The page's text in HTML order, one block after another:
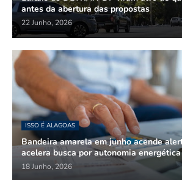
antes da abertura das propostas
22 Junho, 2026
ISSO É ALAGOAS
Bandeira amarela em junho acende
acelera busca por autonomia
18 Junho, 2026